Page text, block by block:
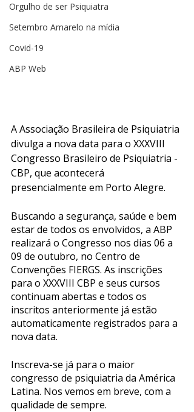
Orgulho de ser Psiquiatra
Setembro Amarelo na mídia
Covid-19
ABP Web
A Associação Brasileira de Psiquiatria
divulga a nova data para o XXXVIII
Congresso Brasileiro de Psiquiatria -
CBP, que acontecerá
presencialmente em Porto Alegre.
Buscando a segurança, saúde e bem
estar de todos os envolvidos, a ABP
realizará o Congresso nos dias 06 a
09 de outubro, no Centro de
Convenções FIERGS. As inscrições
para o XXXVIII CBP e seus cursos
continuam abertas e todos os
inscritos anteriormente já estão
automaticamente registrados para a
nova data.
Inscreva-se já para o maior
congresso de psiquiatria da América
Latina. Nos vemos em breve, com a
qualidade de sempre.